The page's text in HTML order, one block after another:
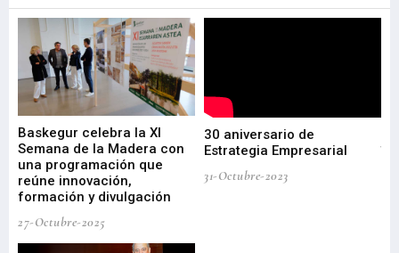
Baskegur celebra la XI
Semana de la Madera con
una programación que
reúne innovación,
formación y divulgación
27-Octubre-2025
30 aniversario de
Estrategia Empresarial
31-Octubre-2023